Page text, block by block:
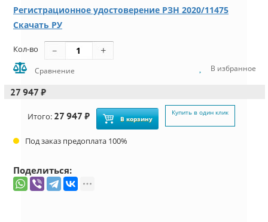
Регистрационное удостоверение РЗН 2020/11475
Скачать РУ
Кол-во
Сравнение В избранное
27 947 ₽
Итого: 27 947 ₽ В корзину
Купить в один клик
Под заказ предоплата 100%
Поделиться: